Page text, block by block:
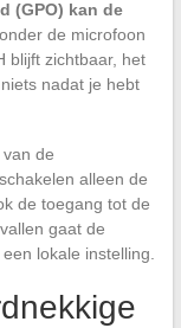
(GPO) kan de
de microfoon
blijft zichtbaar, het
nadat je hebt
de
alleen de
de toegang tot de
gaat de
lokale instelling.